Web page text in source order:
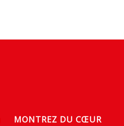
MONTREZ DU CŒUR